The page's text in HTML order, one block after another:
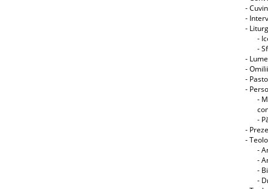
-
-
-
-
-
-
- Omilii
-
-
-
-
-
-
-
-
-
-